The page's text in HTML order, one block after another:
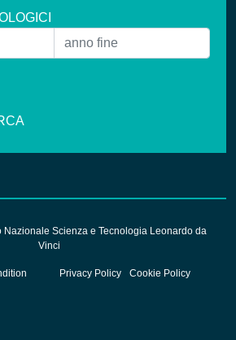
Scienza e Tecnologia Leonardo da
Vinci
Privacy Policy Cookie Policy